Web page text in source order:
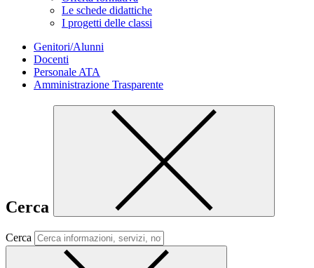
Le schede didattiche
I progetti delle classi
Genitori/Alunni
Docenti
Personale ATA
Amministrazione Trasparente
Cerca
Cerca